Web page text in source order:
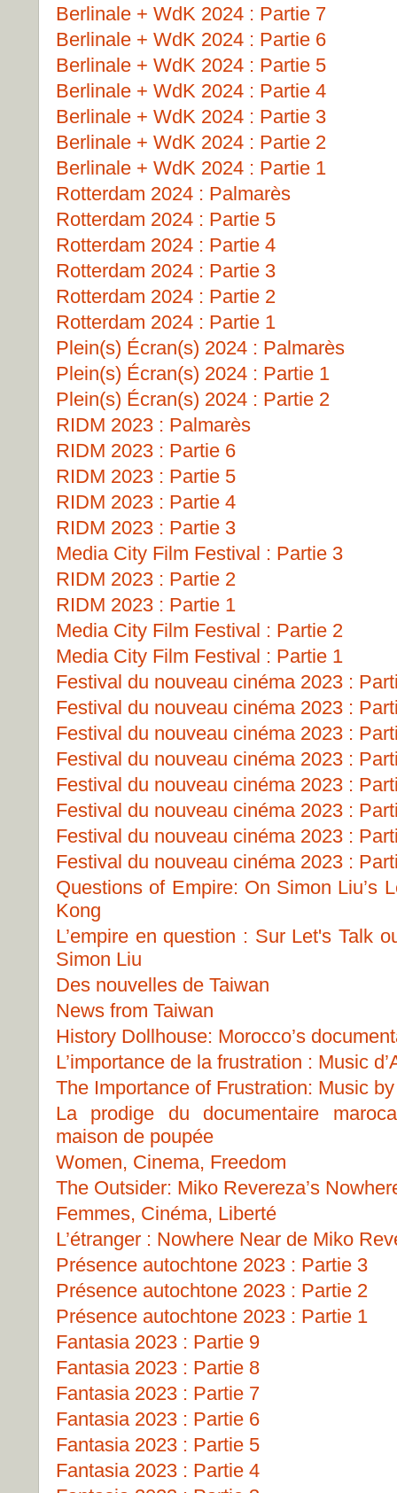
Berlinale + WdK 2024 : Partie 7
Berlinale + WdK 2024 : Partie 6
Berlinale + WdK 2024 : Partie 5
Berlinale + WdK 2024 : Partie 4
Berlinale + WdK 2024 : Partie 3
Berlinale + WdK 2024 : Partie 2
Berlinale + WdK 2024 : Partie 1
Rotterdam 2024 : Palmarès
Rotterdam 2024 : Partie 5
Rotterdam 2024 : Partie 4
Rotterdam 2024 : Partie 3
Rotterdam 2024 : Partie 2
Rotterdam 2024 : Partie 1
Plein(s) Écran(s) 2024 : Palmarès
Plein(s) Écran(s) 2024 : Partie 1
Plein(s) Écran(s) 2024 : Partie 2
RIDM 2023 : Palmarès
RIDM 2023 : Partie 6
RIDM 2023 : Partie 5
RIDM 2023 : Partie 4
RIDM 2023 : Partie 3
Media City Film Festival : Partie 3
RIDM 2023 : Partie 2
RIDM 2023 : Partie 1
Media City Film Festival : Partie 2
Media City Film Festival : Partie 1
Festival du nouveau cinéma 2023 :
Festival du nouveau cinéma 2023 :
Festival du nouveau cinéma 2023 :
Festival du nouveau cinéma 2023 :
Festival du nouveau cinéma 2023 :
Festival du nouveau cinéma 2023 :
Festival du nouveau cinéma 2023 :
Festival du nouveau cinéma 2023 :
Questions of Empire: On Simon Liu’s
Kong
L’empire en question : Sur Let's Talk
Simon Liu
Des nouvelles de Taiwan
News from Taiwan
History Dollhouse: Morocco’s
L’importance de la frustration : Music
The Importance of Frustration: Music
La prodige du documentaire
maison de poupée
Women, Cinema, Freedom
The Outsider: Miko Revereza’s
Femmes, Cinéma, Liberté
L’étranger : Nowhere Near de Miko
Présence autochtone 2023 : Partie 3
Présence autochtone 2023 : Partie 2
Présence autochtone 2023 : Partie 1
Fantasia 2023 : Partie 9
Fantasia 2023 : Partie 8
Fantasia 2023 : Partie 7
Fantasia 2023 : Partie 6
Fantasia 2023 : Partie 5
Fantasia 2023 : Partie 4